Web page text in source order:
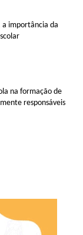
importância da
na formação de
responsáveis